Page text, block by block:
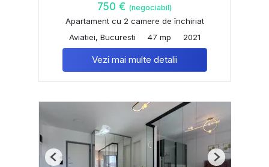
750 € (negociabil)
Apartament cu 2 camere de închiriat
Aviatiei, Bucuresti
47 mp 2021
Vezi mai multe detalii
Previous Next